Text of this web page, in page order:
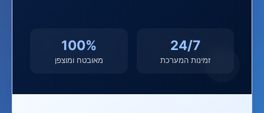
24/7
זמינות המערכת
100%
מאובטח ומוצפן